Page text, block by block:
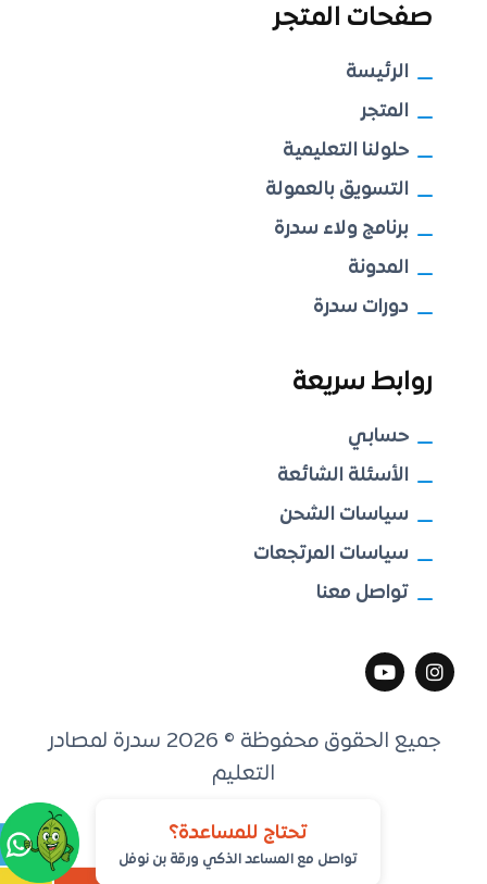
صفحات المتجر
الرئيسة
المتجر
حلولنا التعليمية
التسويق بالعمولة
برنامج ولاء سدرة
المدونة
دورات سدرة
روابط سريعة
حسابي
الأسئلة الشائعة
سياسات الشحن
سياسات المرتجعات
تواصل معنا
تحتاج للمساعدة؟
تواصل مع المساعد الذكي ورقة بن نوفل
جميع الحقوق محفوظة © 2026 سدرة لمصادر
التعليم
تطويرمكين التقنية